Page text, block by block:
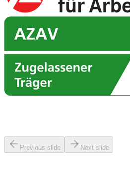
Previous slide Next slide